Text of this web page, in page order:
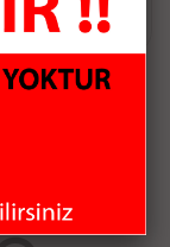
Ekle
ÜRÜNLER